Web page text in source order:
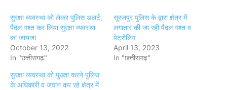
सुरक्षा व्यवस्था को लेकर पुलिस अलर्ट,
पैदल गश्त कर लिया सुरक्षा व्यवस्था
का जायजा
October 13, 2022
In "छत्तीसगढ़"
सूरजपुर पुलिस के द्वारा क्षेत्र में
लगातार की जा रही पैदल गश्त व
पेट्रोलिंग
April 13, 2023
In "छत्तीसगढ़"
सुरक्षा व्यवस्था को पुख्ता करने पुलिस
के अधिकारी व जवान कर रहे क्षेत्र में